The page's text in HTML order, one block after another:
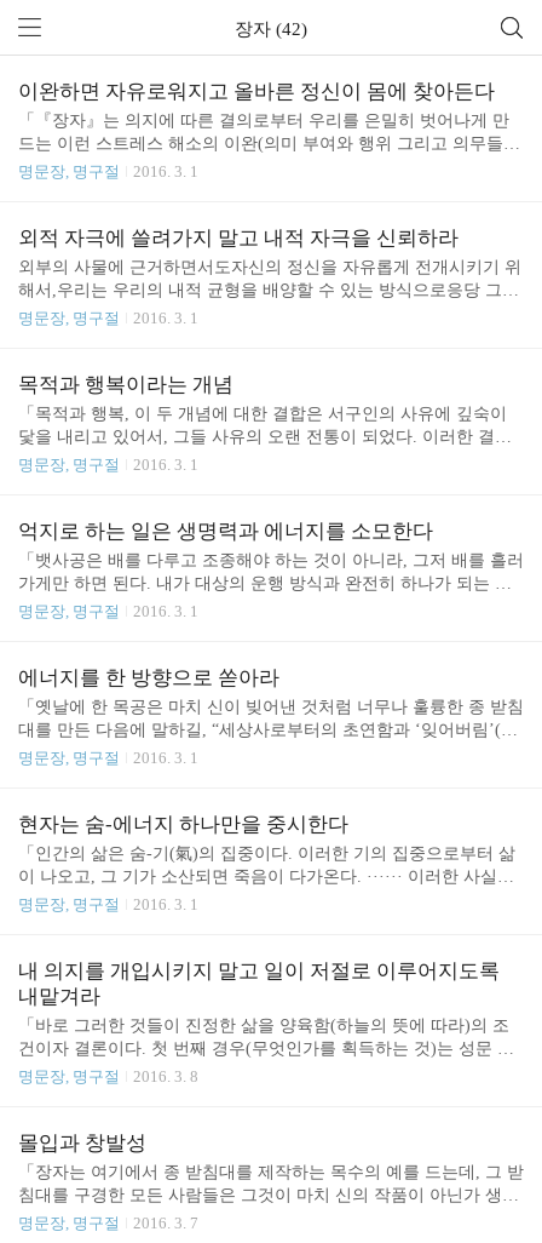
장자 (42)
이완하면 자유로워지고 올바른 정신이 몸에 찾아든다
「『장자』는 의지에 따른 결의로부터 우리를 은밀히 벗어나게 만
드는 이런 스트레스 해소의 이완(의미 부여와 행위 그리고 의무들로
부터의 이완)을 다양한 방식으로 표현하고 있다. 그럼에도 모든 것
함 등의 영고성쇠는 "개인적 조화를 어지럽히고, 가장 깊숙한 내면
으로 침투할 만큼 중요하지는 않다". 그러나 그 배경에서는 스토아
학파와의 차이가 다시 한 번 은밀하게 나타나고 있다. "지혜"란 우리
키도록" 노력함(세상 그리고 자기 자신과 "소통"하는 가운데, 통(通)
명문장, 명구절 2016. 3. 1
외적 자극에 쓸려가지 말고 내적 자극을 신뢰하라
외부의 사물에 근거하면서도자신의 정신을 자유롭게 전개시키기 위
해서,우리는 우리의 내적 균형을 배양할 수 있는 방식으로응당 그렇
게 될 수밖에 없는 것을 신뢰해야만 한다. - 『장자』에서 16/03/18 *
지를 소모한다2014/10/23 - 초학자가 해야 할 것은 명상2014/04/06 -
자득(自得)을 추구하는 인간들의 공동체2013/04/08 - 독락(獨樂)장자
프랑수아 줄리앙
명문장, 명구절 2016. 3. 1
목적과 행복이라는 개념
「목적과 행복, 이 두 개념에 대한 결합은 서구인의 사유에 깊숙이
닻을 내리고 있어서, 그들 사유의 오랜 전통이 되었다. 이러한 결합
은 그들 사유의 토양과 초석, 그리고 환경을 이루었다. 비로 이러한
있기 때문에, 그것의 시원으로 거슬러 올라가 보려고 하지도 않고 물
음을 던지지도 않는다.」* 16/03/18 * 프랑수아 줄리앙. (2014). 장자,
삶의 도를 묻다. (박희영, Trans.). 파주: 한울. 2013/08/07 - 인생은 그
냐?2015/09/07 - 현자는 더는 의미의 문제를 제기하지..
명문장, 명구절 2016. 3. 1
억지로 하는 일은 생명력과 에너지를 소모한다
「뱃사공은 배를 다루고 조종해야 하는 것이 아니라, 그저 배를 흘러
가게만 하면 된다. 내가 대상의 운행 방식과 완전히 하나가 되는 이
러한 궁극의 단계에서는, “그것이 어떻게 그렇게 되는지에 대해 나
되는 것이다. 우리가 물 안에 있는 이 헤엄치는 자를 따라가듯이, 우
리는 땅 위에 있는 무용수를 따라가 볼 수 있다. 무용수는 완벽하게
춤을 추는데, 그 이유는 그의 모든 동작들이 마치 “명”에 따라 행해
지듯 ― 장자에서 매우 적절하게 언급되고 있는 것처럼 ― 부지불식
간에 이루어지기 때문이다. 무용수는 그를 이끄는 이러한 춤의 운행
명문장, 명구절 2016. 3. 1
에너지를 한 방향으로 쏟아라
「옛날에 한 목공은 마치 신이 빚어낸 것처럼 너무나 훌륭한 종 받침
대를 만든 다음에 말하길, “세상사로부터의 초연함과 ‘잊어버림’(보
상과 칭송에 대한 잊어버림 그리고 자기 자신의 존재에 대한 잊어버
든 사람이 가장 쉽게 공유할 수 있는 것이다. 내가 생각하건대, 피카
소는 목공의 이러한 고백에 가장 훌륭한 해석을 제공해주고 있다.
“각각의 존재는 같은 양의 에너지를 갖고 있다. 평범한 사람은 이 에
방향, 즉 그림에 쏟아붓고, 그것을 위해 나머지 것들 ― 당신과 그 밖
명문장, 명구절 2016. 3. 1
현자는 숨-에너지 하나만을 중시한다
「인간의 삶은 숨-기(氣)의 집중이다. 이러한 기의 집중으로부터 삶
이 나오고, 그 기가 소산되면 죽음이 다가온다. ······ 이러한 사실에
근거해, 장자는 “세계 전체를 관통하며 그것을 교통하게 만드는 것
그것이 무엇보다도 우선 서구인은 상상하기 어려울 만큼 급진적으
로 관념론과 유물론의 대립을 해체시키고 있기 때문이다. 그러한 언
명은 그것이 지닌 철저한 자연주의적 특징 ― 현상계를 넘어서고, 그
것과 단절된 다른 세계에 속하는 것은 아무것도 도입되지 않는다는
의미에서 ― 때문에, 쉽사리 유물론적이라고 규정될 수 있다. 그러나
그렇게 규정하는 것은 여기에서의 원인이..
명문장, 명구절 2016. 3. 1
내 의지를 개입시키지 말고 일이 저절로 이루어지도록
내맡겨라
「바로 그러한 것들이 진정한 삶을 양육함(하늘의 뜻에 따라)의 조
건이자 결론이다. 첫 번째 경우(무엇인가를 획득하는 것)는 성문 앞
에서 근무하는 세금 징수원의 예에서 볼 수 있다. 그는 성문을 통과
수 있는가? 그는 “분명히” 돈을 받긴 하지만, 정확히 계산하지도 애
쓰지도 않으면서 “대충” 받는다. 사람들은 그를 “멍청한 사람”이라
고 말할지도 모른다(자신의 내적 삶을 외부의 영향을 전혀 받지 않
다). 그는 자신의 임무에만 집중할 뿐, 어떠한 사람 ― 세금 지불을
명문장, 명구절 2016. 3. 8
몰입과 창발성
「장자는 여기에서 종 받침대를 제작하는 목수의 예를 드는데, 그 받
침대를 구경한 모든 사람들은 그것이 마치 신의 작품이 아닌가 생각
할 정도로 경탄을 금치 못한다. 도대체 어떠한 “기술”을 가지고 있는
명문장, 명구절 2016. 3. 7